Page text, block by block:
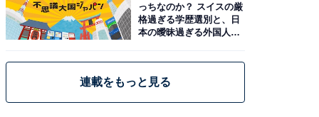
っちなのか？ スイスの厳
格過ぎる学歴選別と、日
本の曖昧過ぎる外国人政
連載をもっと見る